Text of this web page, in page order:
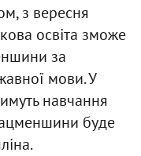
з вересня
освіта зможе
за
мови. У
навчання
буде